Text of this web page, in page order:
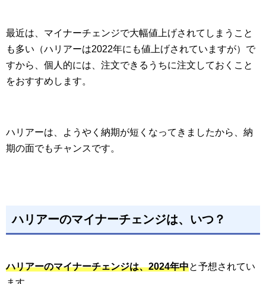
最近は、マイナーチェンジで大幅値上げされてしまうこと
も多い（ハリアーは2022年にも値上げされていますが）で
すから、個人的には、注文できるうちに注文しておくこと
をおすすめします。
ハリアーは、ようやく納期が短くなってきましたから、納
期の面でもチャンスです。
ハリアーのマイナーチェンジは、いつ？
ハリアーのマイナーチェンジは、2024年中と予想されてい